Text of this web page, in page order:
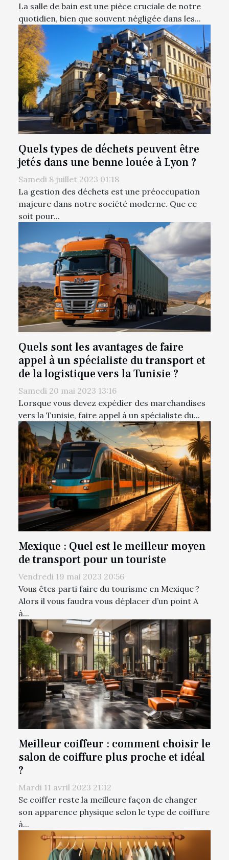
La salle de bain est une pièce cruciale de notre
quotidien, bien que souvent négligée dans les...
Quels types de déchets peuvent être
jetés dans une benne louée à Lyon ?
Samedi 8 juillet 2023 01:18
La gestion des déchets est une préoccupation
majeure dans notre société moderne. Que ce
soit pour...
Quels sont les avantages de faire
appel à un spécialiste du transport et
de la logistique vers la Tunisie ?
Samedi 20 mai 2023 13:16
Lorsque vous devez expédier des marchandises
vers la Tunisie, faire appel à un spécialiste du...
Mexique : Quel est le meilleur moyen
de transport pour un touriste
Vendredi 19 mai 2023 20:56
Vous êtes parti faire du tourisme en Mexique ?
Alors il vous faudra vous déplacer d’un point A
à...
Meilleur coiffeur : comment choisir le
salon de coiffure plus proche et idéal
?
Mardi 11 avril 2023 21:12
Se coiffer reste la meilleure façon de changer
son apparence physique selon le type de coiffure
à...